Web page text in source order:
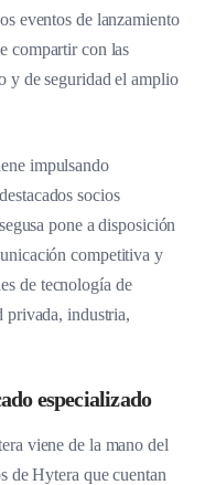
eventos de lanzamiento
compartir con las
y de seguridad el amplio
impulsando
socios
pone a disposición
competitiva y
de tecnología de
privada, industria,
especializado
viene de la mano del
de Hytera que cuentan